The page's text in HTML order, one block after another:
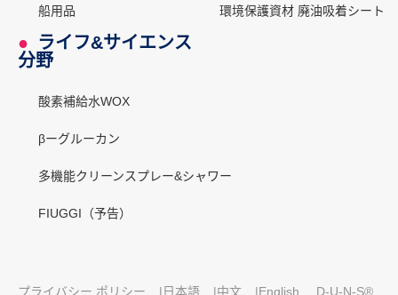
船用品 環境保護資材 廃油吸着シート
● ライフ&サイエンス
分野
酸素補給水WOX
βーグルーカン
多機能クリーンスプレー&シャワー
FIUGGI（予告）
プライバシー ポリシー | 日本語 |中文 |English D-U-N-S®